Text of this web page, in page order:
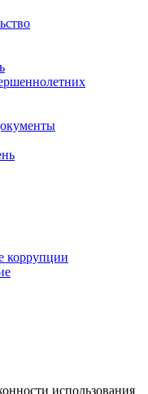
коррупции
использования